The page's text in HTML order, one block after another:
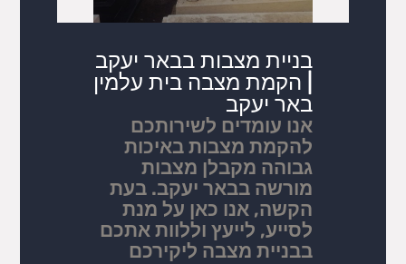
בניית מצבות בבאר יעקב
| הקמת מצבה בית עלמין
באר יעקב
אנו עומדים לשירותכם
להקמת מצבות באיכות
גבוהה מקבלן מצבות
מורשה בבאר יעקב. בעת
הקשה, אנו כאן על מנת
לסייע, לייעץ וללוות אתכם
בבניית מצבה ליקירכם